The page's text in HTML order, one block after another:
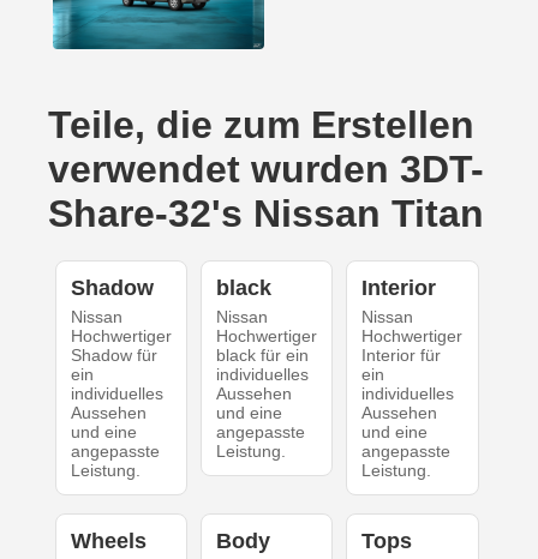
Teile, die zum Erstellen
verwendet wurden 3DT-
Share-32's Nissan Titan
Shadow
Nissan
Hochwertiger
Shadow für
ein
individuelles
Aussehen
und eine
angepasste
Leistung.
black
Nissan
Hochwertiger
black für ein
individuelles
Aussehen
und eine
angepasste
Leistung.
Interior
Nissan
Hochwertiger
Interior für
ein
individuelles
Aussehen
und eine
angepasste
Leistung.
Wheels Body Tops